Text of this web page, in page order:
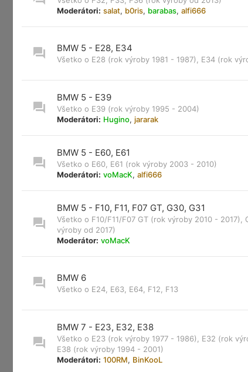
Moderátori: salat, b0ris, barabas, alfi666
BMW 5 - E28, E34
Všetko o E28 (rok výroby 1981 - 1987), E34 (rok
BMW 5 - E39
Všetko o E39 (rok výroby 1995 - 2004)
Moderátori: Hugino, jararak
BMW 5 - E60, E61
Všetko o E60, E61 (rok výroby 2003 - 2010)
Moderátori: voMacK, alfi666
BMW 5 - F10, F11, F07 GT, G30, G31
Všetko o F10/F11/F07 GT (rok výroby 2010 - 2017),
výroby od 2017)
Moderátor: voMacK
BMW 6
Všetko o E24, E63, E64, F12, F13
BMW 7 - E23, E32, E38
Všetko o E23 (rok výroby 1977 - 1986), E32 (rok
E38 (rok výroby 1994 - 2001)
Moderátori: 100RM, BinKooL